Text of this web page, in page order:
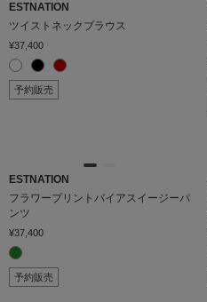
ESTNATION
ツイストネックブラウス
¥37,400
予約販売
ESTNATION
フラワープリントバイアスイージーパ
ンツ
¥37,400
予約販売